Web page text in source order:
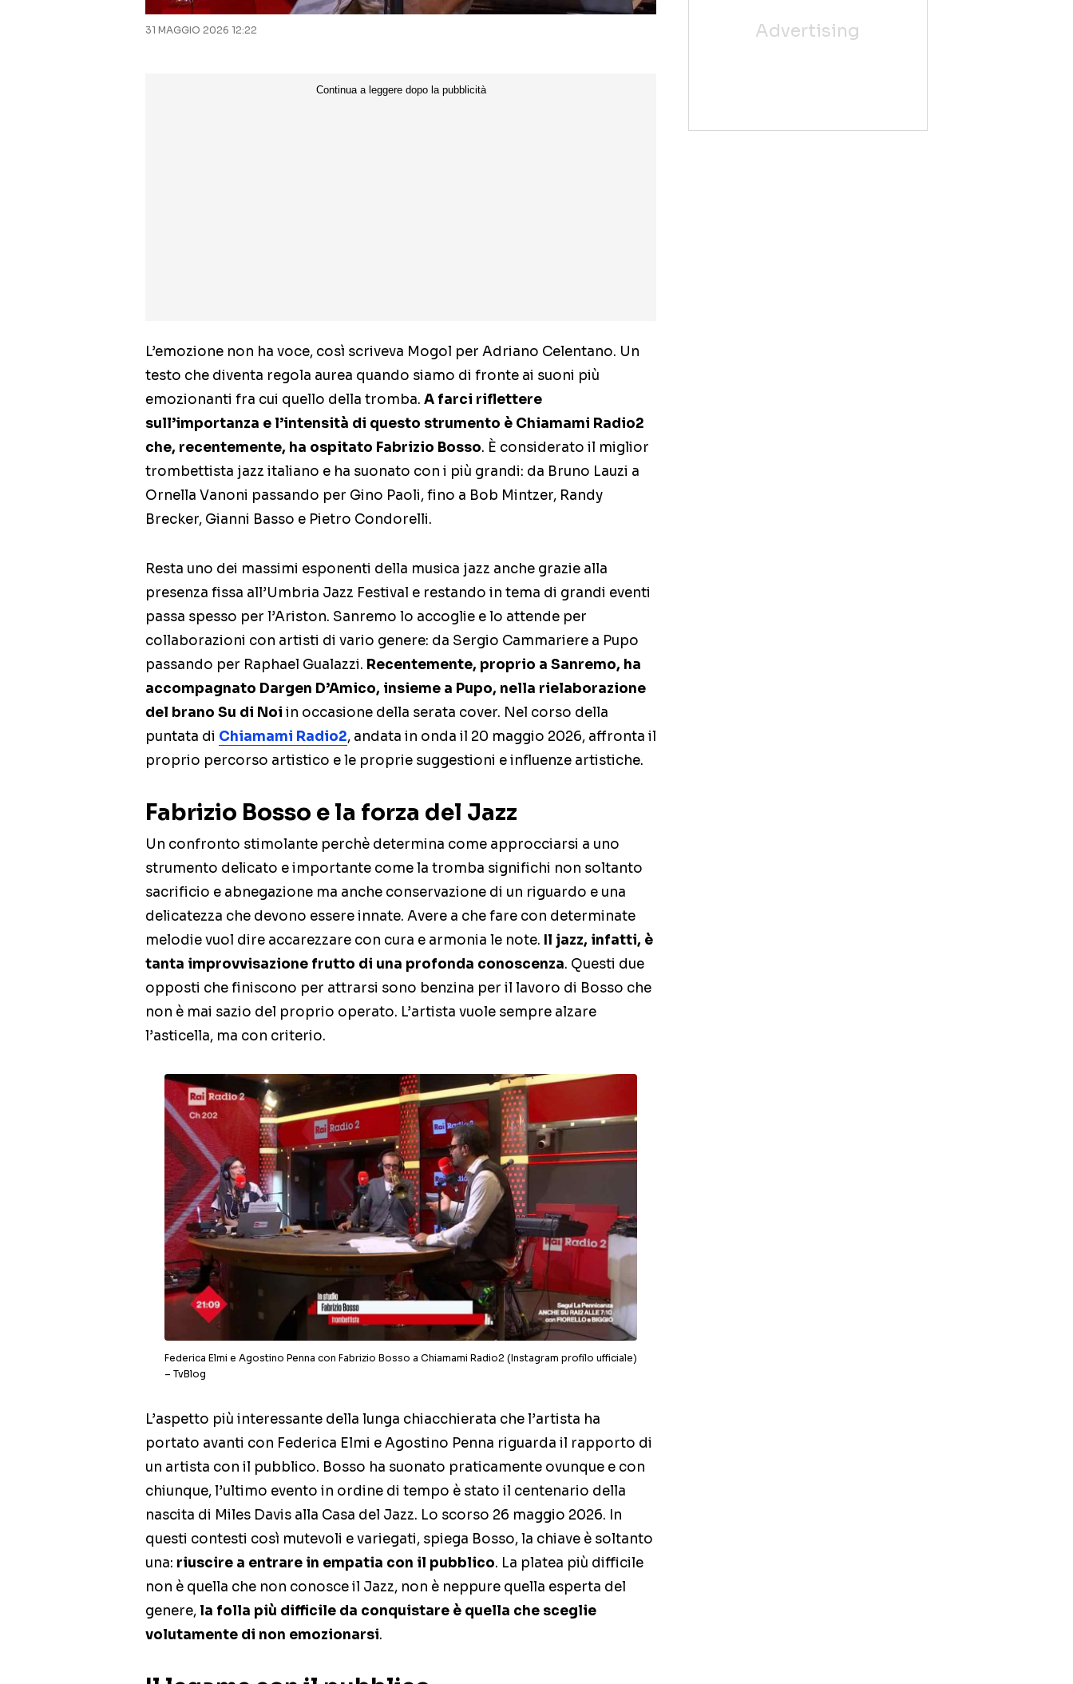
31 MAGGIO 2026 12:22
L’emozione non ha voce, così scriveva Mogol per Adriano Celentano. Un
testo che diventa regola aurea quando siamo di fronte ai suoni più
emozionanti fra cui quello della tromba. A farci riflettere
sull’importanza e l’intensità di questo strumento è Chiamami Radio2
che, recentemente, ha ospitato Fabrizio Bosso. È considerato il miglior
trombettista jazz italiano e ha suonato con i più grandi: da Bruno Lauzi a
Ornella Vanoni passando per Gino Paoli, fino a Bob Mintzer, Randy
Brecker, Gianni Basso e Pietro Condorelli.
Resta uno dei massimi esponenti della musica jazz anche grazie alla
presenza fissa all’Umbria Jazz Festival e restando in tema di grandi eventi
passa spesso per l’Ariston. Sanremo lo accoglie e lo attende per
collaborazioni con artisti di vario genere: da Sergio Cammariere a Pupo
passando per Raphael Gualazzi. Recentemente, proprio a Sanremo, ha
accompagnato Dargen D’Amico, insieme a Pupo, nella rielaborazione
del brano Su di Noi in occasione della serata cover. Nel corso della
puntata di Chiamami Radio2, andata in onda il 20 maggio 2026, affronta il
proprio percorso artistico e le proprie suggestioni e influenze artistiche.
Fabrizio Bosso e la forza del Jazz
Un confronto stimolante perchè determina come approcciarsi a uno
strumento delicato e importante come la tromba significhi non soltanto
sacrificio e abnegazione ma anche conservazione di un riguardo e una
delicatezza che devono essere innate. Avere a che fare con determinate
melodie vuol dire accarezzare con cura e armonia le note. Il jazz, infatti, è
tanta improvvisazione frutto di una profonda conoscenza. Questi due
opposti che finiscono per attrarsi sono benzina per il lavoro di Bosso che
non è mai sazio del proprio operato. L’artista vuole sempre alzare
l’asticella, ma con criterio.
Federica Elmi e Agostino Penna con Fabrizio Bosso a Chiamami Radio2 (Instagram profilo ufficiale)
– TvBlog
L’aspetto più interessante della lunga chiacchierata che l’artista ha
portato avanti con Federica Elmi e Agostino Penna riguarda il rapporto di
un artista con il pubblico. Bosso ha suonato praticamente ovunque e con
chiunque, l’ultimo evento in ordine di tempo è stato il centenario della
nascita di Miles Davis alla Casa del Jazz. Lo scorso 26 maggio 2026. In
questi contesti così mutevoli e variegati, spiega Bosso, la chiave è soltanto
una: riuscire a entrare in empatia con il pubblico. La platea più difficile
non è quella che non conosce il Jazz, non è neppure quella esperta del
genere,la folla più difficile da conquistare è quella che sceglie
volutamente di non emozionarsi.